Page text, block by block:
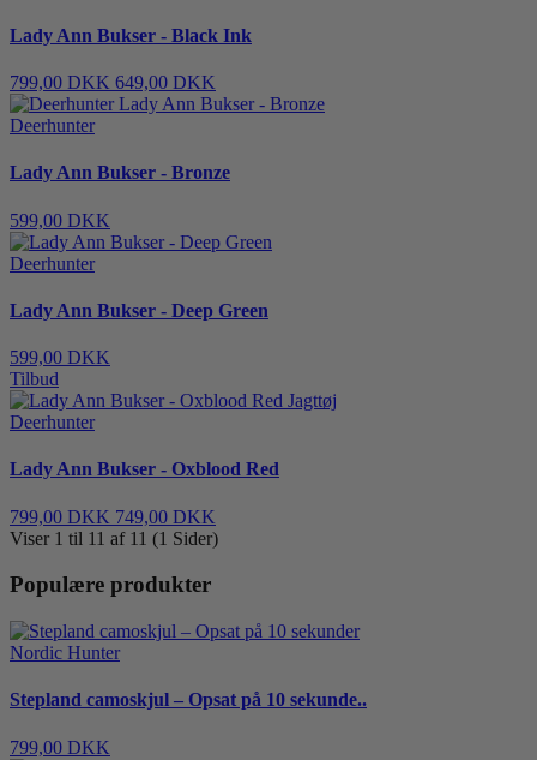
Lady Ann Bukser - Black Ink
799,00 DKK 649,00 DKK
Deerhunter
Lady Ann Bukser - Bronze
599,00 DKK
Deerhunter
Lady Ann Bukser - Deep Green
599,00 DKK
Tilbud
Deerhunter
Lady Ann Bukser - Oxblood Red
799,00 DKK 749,00 DKK
Viser 1 til 11 af 11 (1 Sider)
Populære produkter
Nordic Hunter
Stepland camoskjul – Opsat på 10 sekunde..
799,00 DKK